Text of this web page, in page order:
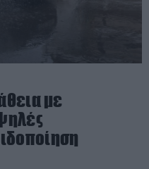
με